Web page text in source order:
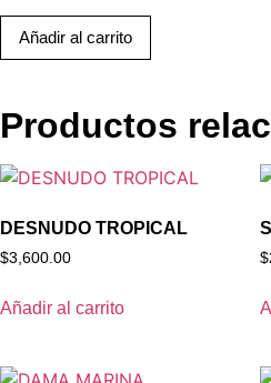
Añadir al carrito
Productos
DESNUDO TROPICAL
$3,600.00
Añadir al carrito
$